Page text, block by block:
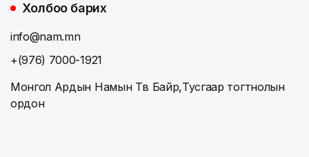
Холбоо барих
info@nam.mn
+(976) 7000-1921
Монгол Ардын Намын Төв Байр,Тусгаар тогтнолын
ордон